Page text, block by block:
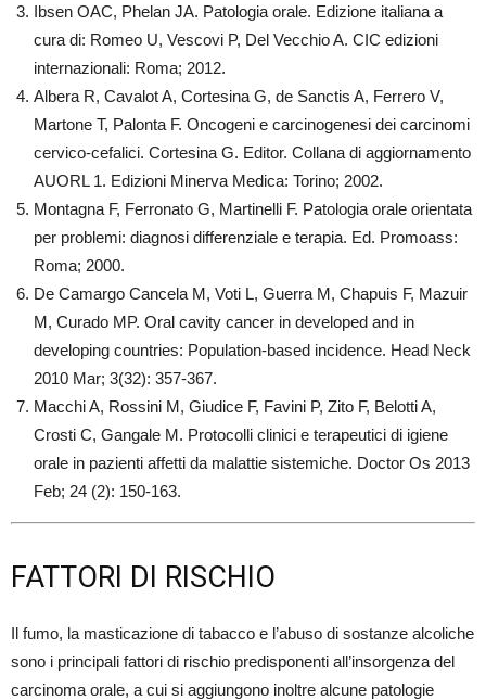
Ibsen OAC, Phelan JA. Patologia orale. Edizione italiana a
cura di: Romeo U, Vescovi P, Del Vecchio A. CIC edizioni
internazionali: Roma; 2012.
Albera R, Cavalot A, Cortesina G, de Sanctis A, Ferrero V,
Martone T, Palonta F. Oncogeni e carcinogenesi dei carcinomi
cervico-cefalici. Cortesina G. Editor. Collana di aggiornamento
AUORL 1. Edizioni Minerva Medica: Torino; 2002.
Montagna F, Ferronato G, Martinelli F. Patologia orale orientata
per problemi: diagnosi differenziale e terapia. Ed. Promoass:
Roma; 2000.
De Camargo Cancela M, Voti L, Guerra M, Chapuis F, Mazuir
M, Curado MP. Oral cavity cancer in developed and in
developing countries: Population-based incidence. Head Neck
2010 Mar; 3(32): 357-367.
Macchi A, Rossini M, Giudice F, Favini P, Zito F, Belotti A,
Crosti C, Gangale M. Protocolli clinici e terapeutici di igiene
orale in pazienti affetti da malattie sistemiche. Doctor Os 2013
Feb; 24 (2): 150-163.
FATTORI DI RISCHIO
Il fumo, la masticazione di tabacco e l’abuso di sostanze alcoliche
sono i principali fattori di rischio predisponenti all’insorgenza del
carcinoma orale, a cui si aggiungono inoltre alcune patologie